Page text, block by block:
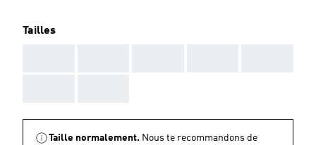
Tailles
Taille normalement. Nous te recommandons de